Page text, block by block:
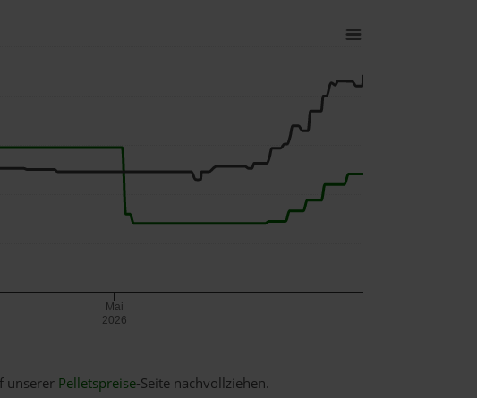
Mai
2026
unserer Pelletspreise-Seite nachvollziehen.